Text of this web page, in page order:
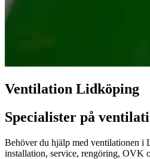
Ventilation Lidköping
Specialister på
Behöver du hjälp med ventilationen i
installation, service, rengöring, OVK